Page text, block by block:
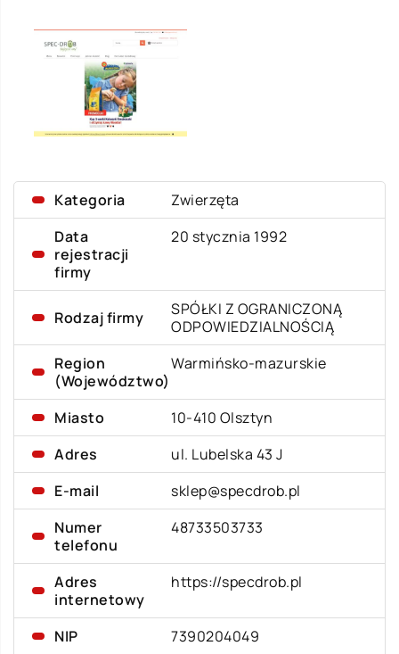
Kategoria
Zwierzęta
Data
rejestracji
firmy
20 stycznia 1992
Rodzaj firmy
SPÓŁKI Z OGRANICZONĄ
ODPOWIEDZIALNOŚCIĄ
Region
(Województwo)
Warmińsko-mazurskie
Miasto
10-410 Olsztyn
Adres
ul. Lubelska 43 J
E-mail
sklep@specdrob.pl
Numer
telefonu
48733503733
Adres
internetowy
https://specdrob.pl
NIP
7390204049